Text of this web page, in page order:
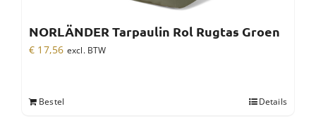
NORLÄNDER Tarpaulin Rol Rugtas Groen
€ 17,56 excl. BTW
Bestel Details